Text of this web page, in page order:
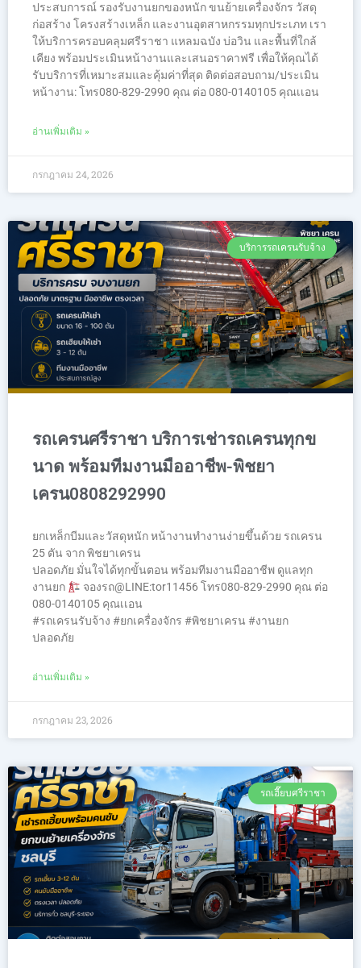
ประสบการณ์ รองรับงานยกของหนัก ขนย้ายเครื่องจักร วัสดุ
ก่อสร้าง โครงสร้างเหล็ก และงานอุตสาหกรรมทุกประเภท เรา
ให้บริการครอบคลุมศรีราชา แหลมฉบัง บ่อวิน และพื้นที่ใกล้
เคียง พร้อมประเมินหน้างานและเสนอราคาฟรี เพื่อให้คุณได้
รับบริการที่เหมาะสมและคุ้มค่าที่สุด ติดต่อสอบถาม/ประเมิน
หน้างาน: โทร080-829-2990 คุณ ต่อ 080-0140105 คุณเเอน
อ่านเพิ่มเติม »
กรกฎาคม 24, 2026
บริการรถเครนรับจ้าง
รถเครนศรีราชา บริการเช่ารถเครนทุกข
นาด พร้อมทีมงานมืออาชีพ-พิชยา
เครน0808292990
ยกเหล็กบีมและวัสดุหนัก หน้างานทำงานง่ายขึ้นด้วย รถเครน
25 ตัน จาก พิชยาเครน
ปลอดภัย มั่นใจได้ทุกขั้นตอน พร้อมทีมงานมืออาชีพ ดูแลทุก
งานยก
จองรถ@LINE:tor11456 โทร080-829-2990 คุณ ต่อ
080-0140105 คุณเเอน
#รถเครนรับจ้าง #ยกเครื่องจักร #พิชยาเครน #งานยก
ปลอดภัย
อ่านเพิ่มเติม »
กรกฎาคม 23, 2026
รถเฮี๊ยบศรีราชา